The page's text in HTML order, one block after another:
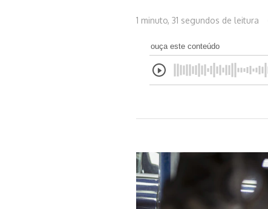
1 minuto, 31 segundos de leitura
ouça este conteúdo